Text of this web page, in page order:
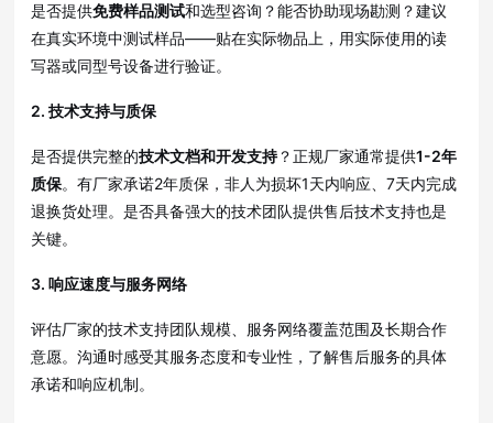
是否提供免费样品测试和选型咨询？能否协助现场勘测？建议
在真实环境中测试样品——贴在实际物品上，用实际使用的读
写器或同型号设备进行验证。
2. 技术支持与质保
是否提供完整的技术文档和开发支持？正规厂家通常提供1-2年
质保。有厂家承诺2年质保，非人为损坏1天内响应、7天内完成
退换货处理。是否具备强大的技术团队提供售后技术支持也是
关键。
3. 响应速度与服务网络
评估厂家的技术支持团队规模、服务网络覆盖范围及长期合作
意愿。沟通时感受其服务态度和专业性，了解售后服务的具体
承诺和响应机制 。